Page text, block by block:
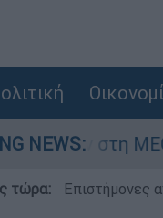
NEWS:
ΜΕΘ Νεογνών
τώρα: Επιστήμονες